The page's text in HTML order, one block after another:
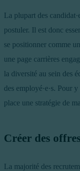
La plupart des
postuler. Il est donc
se positionner comme
une page carrières
la diversité au sein des
des employé·e·s. Pour
place une stratégie de
Créer des
La majorité des